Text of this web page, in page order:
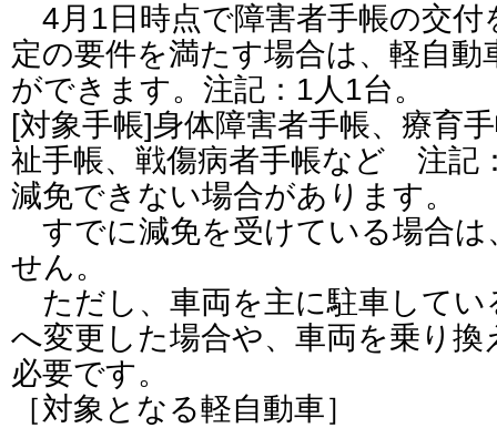
4月1日時点で障害者手帳の交付
定の要件を満たす場合は、軽自動
ができます。注記：1人1台。
[対象手帳]身体障害者手帳、療育
祉手帳、戦傷病者手帳など 注記
減免できない場合があります。
すでに減免を受けている場合は
せん。
ただし、車両を主に駐車してい
へ変更した場合や、車両を乗り
必要です。
［対象となる軽自動車］